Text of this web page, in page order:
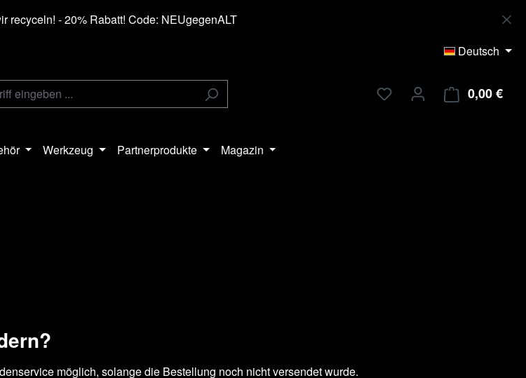
recyceln! - 20% Rabatt! Code: NEUgegenALT
Deutsch
0,00 €
Werkzeug Partnerprodukte Magazin
möglich, solange die Bestellung noch nicht versendet wurde.